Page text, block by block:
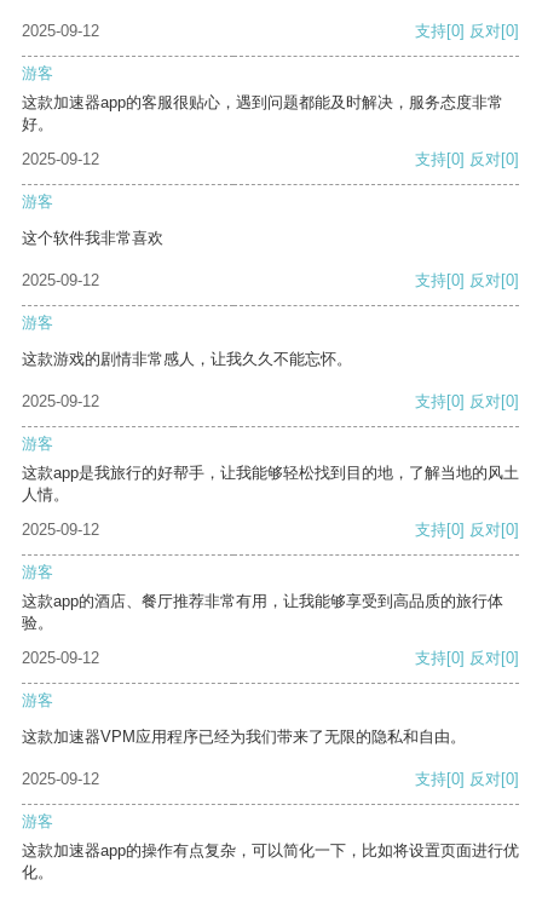
2025-09-12 支持[0] 反对[0]
游客
这款加速器app的客服很贴心，遇到问题都能及时解决，服务态度非常
好。
2025-09-12
支持[0] 反对[0]
游客
这个软件我非常喜欢
2025-09-12 支持[0] 反对[0]
游客
这款游戏的剧情非常感人，让我久久不能忘怀。
2025-09-12 支持[0] 反对[0]
游客
这款app是我旅行的好帮手，让我能够轻松找到目的地，了解当地的风土
人情。
2025-09-12
支持[0] 反对[0]
游客
这款app的酒店、餐厅推荐非常有用，让我能够享受到高品质的旅行体
验。
2025-09-12
支持[0] 反对[0]
游客
这款加速器VPM应用程序已经为我们带来了无限的隐私和自由。
2025-09-12 支持[0] 反对[0]
游客
这款加速器app的操作有点复杂，可以简化一下，比如将设置页面进行优
化。